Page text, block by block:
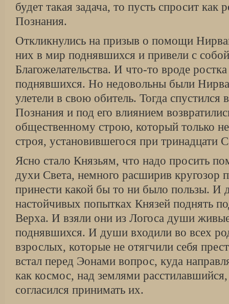
будет такая задача, то пусть спросит как
Познания.
Откликнулись на призыв о помощи
них в мир поднявшихся и привели с
Благожелательства. И что-то вроде
поднявшихся. Но недовольны были
улетели в свою обитель. Тогда
Познания и под его влиянием
общественному строю, который только
строя, установившегося при тринадцати
Ясно стало Князьям, что надо просить
духи Света, немного расширив кругозор
принести какой бы то ни было пользы. И
настойчивых попытках Князей поднять
Верха. И взяли они из Логоса души
поднявшихся. И души входили во всех
взрослых, которые не отягчили себя
встал перед Эонами вопрос, куда
как космос, над землями
согласился принимать их.